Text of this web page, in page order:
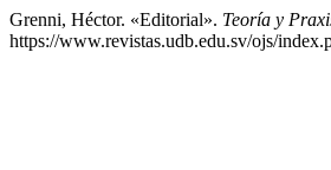
Grenni, Héctor. «Editorial». Teoría y
https://www.revistas.udb.edu.sv/ojs/